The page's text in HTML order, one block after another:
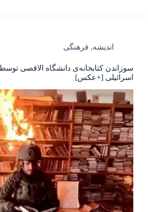
اندیشه, فرهنگی
سوزاندن کتابخانه‌ی دانشگاه الاقصی
اسرائیلی [+عکس]